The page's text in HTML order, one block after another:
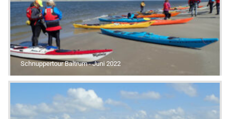
Schnuppertour Baltrum - Juni 2022